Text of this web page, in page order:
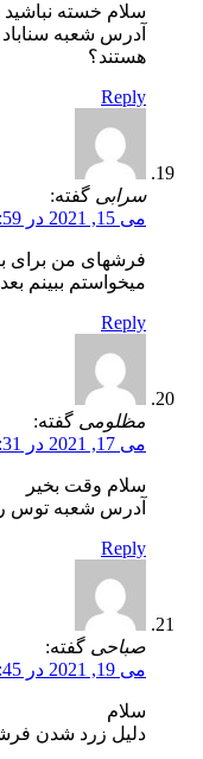
سلام خسته نباشید
آدرس شعبه
هستند؟
Reply
سرابی گفته:
می 15, 2021 در 3:59 ب.ظ
فرشهای من برای
میخواستم ببینم
Reply
مظلومی گفته:
می 17, 2021 در 7:31 ب.ظ
سلام وقت بخیر
آدرس شعبه توس
Reply
صباحی گفته:
می 19, 2021 در 11:45 ب.ظ
سلام
دلیل زرد شدن